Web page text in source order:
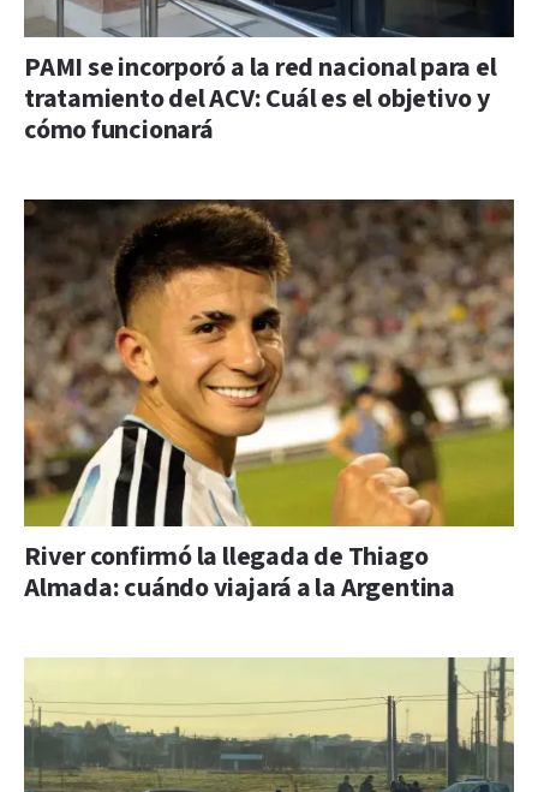
PAMI se incorporó a la red nacional para el
tratamiento del ACV: Cuál es el objetivo y
cómo funcionará
River confirmó la llegada de Thiago
Almada: cuándo viajará a la Argentina